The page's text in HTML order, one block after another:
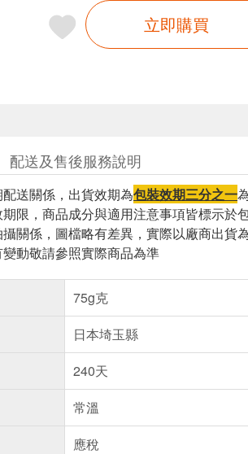
立即購買
配送及售後服務說明
送關係，出貨效期為包裝效期三分之一
限，商品成分與適用注意事項皆標示於
關係，圖檔略有差異，實際以廠商出貨
動敬請參照實際商品為準
75g克
日本埼玉縣
240天
常溫
應稅